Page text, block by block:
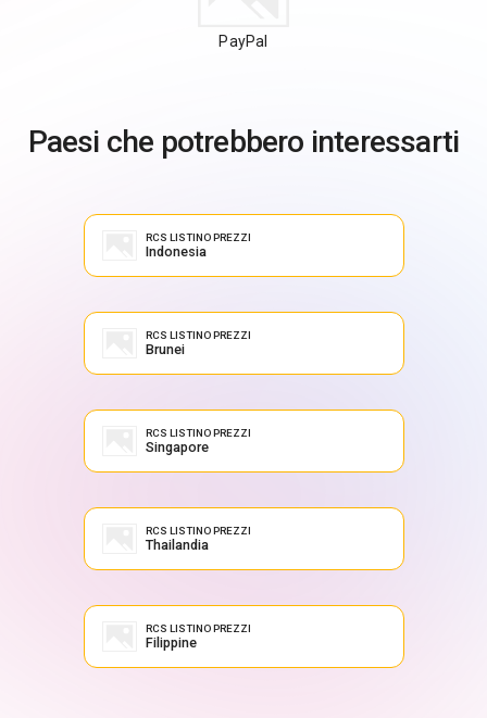
PayPal
Paesi che potrebbero interessarti
RCS LISTINO PREZZI
Indonesia
RCS LISTINO PREZZI
Brunei
RCS LISTINO PREZZI
Singapore
RCS LISTINO PREZZI
Thailandia
RCS LISTINO PREZZI
Filippine